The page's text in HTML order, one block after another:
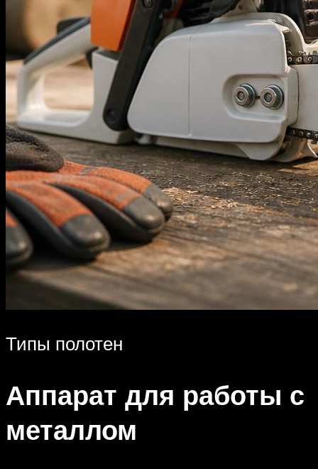
Типы полотен
Аппарат для работы с
металлом